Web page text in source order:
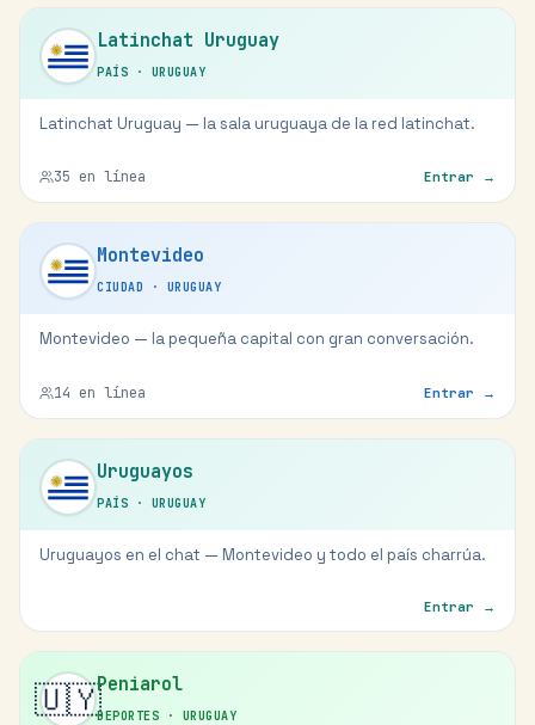
Latinchat Uruguay
PAÍS · URUGUAY
Latinchat Uruguay — la sala uruguaya de la red latinchat.
35 en línea Entrar →
Montevideo
CIUDAD · URUGUAY
Montevideo — la pequeña capital con gran conversación.
14 en línea Entrar →
Uruguayos
PAÍS · URUGUAY
Uruguayos en el chat — Montevideo y todo el país charrúa.
Entrar →
🇺🇾Peniarol
DEPORTES · URUGUAY